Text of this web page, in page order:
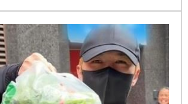
又賣出100多支吹風機，她笑稱：
」蔡維歆